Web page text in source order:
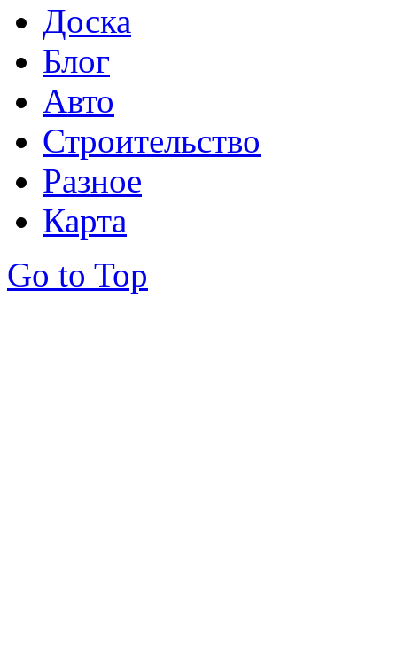
Доска
Блог
Авто
Строительство
Разное
Карта
Go to Top